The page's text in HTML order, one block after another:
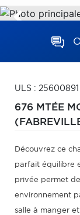
ULS : 25600891
676 MTÉE
Découvrez ce
parfait équilibre
privée permet
environnement
salle à manger